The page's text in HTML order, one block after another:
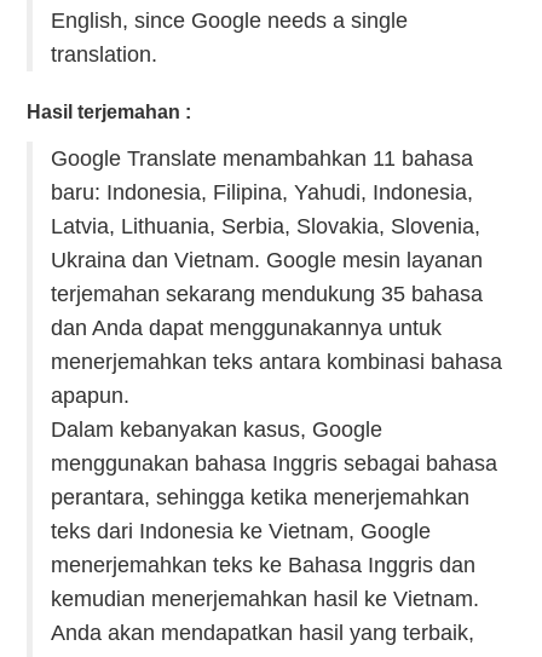
English, since Google needs a single
translation.
Hasil terjemahan :
Google Translate menambahkan 11 bahasa
baru: Indonesia, Filipina, Yahudi, Indonesia,
Latvia, Lithuania, Serbia, Slovakia, Slovenia,
Ukraina dan Vietnam. Google mesin layanan
terjemahan sekarang mendukung 35 bahasa
dan Anda dapat menggunakannya untuk
menerjemahkan teks antara kombinasi bahasa
apapun.
Dalam kebanyakan kasus, Google
menggunakan bahasa Inggris sebagai bahasa
perantara, sehingga ketika menerjemahkan
teks dari Indonesia ke Vietnam, Google
menerjemahkan teks ke Bahasa Inggris dan
kemudian menerjemahkan hasil ke Vietnam.
Anda akan mendapatkan hasil yang terbaik,